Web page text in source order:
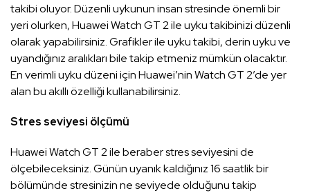
takibi oluyor. Düzenli uykunun insan stresinde önemli bir
yeri olurken, Huawei Watch GT 2 ile uyku takibinizi düzenli
olarak yapabilirsiniz. Grafikler ile uyku takibi, derin uyku ve
uyandığınız aralıkları bile takip etmeniz mümkün olacaktır.
En verimli uyku düzeni için Huawei’nin Watch GT 2’de yer
alan bu akıllı özelliği kullanabilirsiniz.
Stres seviyesi ölçümü
Huawei Watch GT 2 ile beraber stres seviyesini de
ölçebileceksiniz. Günün uyanık kaldığınız 16 saatlik bir
bölümünde stresinizin ne seviyede olduğunu takip